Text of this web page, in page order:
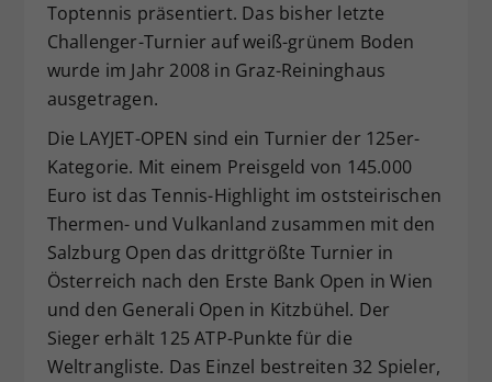
Toptennis präsentiert. Das bisher letzte
Challenger-Turnier auf weiß-grünem Boden
wurde im Jahr 2008 in Graz-Reininghaus
ausgetragen.
Die LAYJET-OPEN sind ein Turnier der 125er-
Kategorie. Mit einem Preisgeld von 145.000
Euro ist das Tennis-Highlight im oststeirischen
Thermen- und Vulkanland zusammen mit den
Salzburg Open das drittgrößte Turnier in
Österreich nach den Erste Bank Open in Wien
und den Generali Open in Kitzbühel. Der
Sieger erhält 125 ATP-Punkte für die
Weltrangliste. Das Einzel bestreiten 32 Spieler,